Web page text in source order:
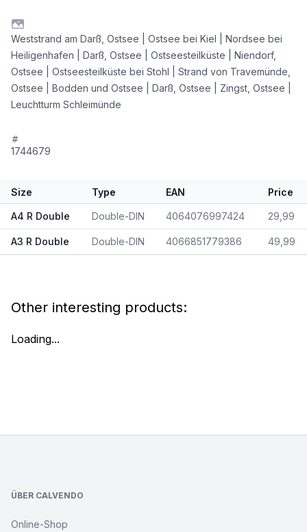
Weststrand am Darß, Ostsee | Ostsee bei Kiel | Nordsee bei
Heiligenhafen | Darß, Ostsee | Ostseesteilküste | Niendorf,
Ostsee | Ostseesteilküste bei Stohl | Strand von Travemünde,
Ostsee | Bodden und Ostsee | Darß, Ostsee | Zingst, Ostsee |
Leuchtturm Schleimünde
1744679
Size Type EAN Price
A4 R Double Double-DIN 4064076997424 29,99
A3 R Double Double-DIN 4066851779386 49,99
Other interesting products:
Loading...
ÜBER CALVENDO
Online-Shop